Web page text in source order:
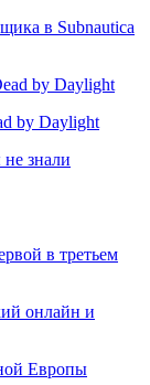
в Subnautica
by Daylight
by Daylight
знали
в третьем
онлайн и
Европы